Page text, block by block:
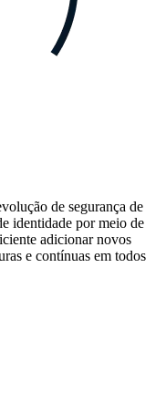
de segurança de
identidade por meio de
adicionar novos
e contínuas em todos